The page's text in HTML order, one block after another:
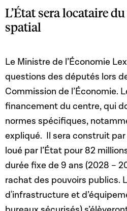
L’État sera locataire
spatial
Le Ministre de l’Économie
questions des députés lors
Commission de l’Économie.
financement du centre, qui
normes spécifiques,
expliqué. Il sera construit
loué par l’État pour 82
durée fixe de 9 ans (2028 –
rachat des pouvoirs publics.
d'infrastructure et